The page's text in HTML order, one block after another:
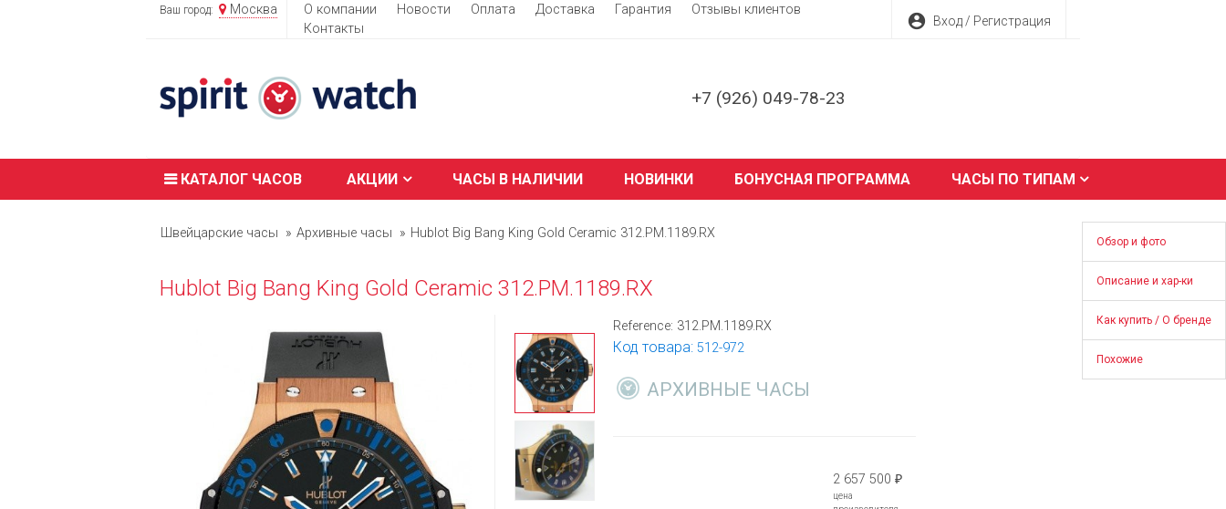
Ваш город: Москва О компании Новости Оплата Доставка Гарантия
Отзывы клиентов
Контакты
account_circle Вход / Регистрация
+7 (926) 049-78-23
КАТАЛОГ ЧАСОВ АКЦИИ ЧАСЫ В НАЛИЧИИ НОВИНКИ БОНУСНАЯ ПРОГРАММА ЧАСЫ ПО ТИПАМ
Обзор и фото
Описание и хар-ки
Как купить / О бренде
Похожие
Швейцарские часы Архивные часы Hublot Big Bang King Gold Ceramic 312.PM.1189.RX
Hublot Big Bang King Gold Ceramic 312.PM.1189.RX
Reference: 312.PM.1189.RX
Код товара: 512-972
АРХИВНЫЕ ЧАСЫ
2 657 500₽
цена